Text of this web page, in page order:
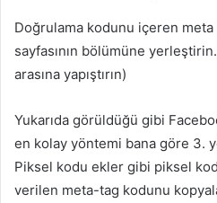
Doğrulama kodunu içeren
sayfasının bölümüne
arasına yapıştırın)
Yukarıda görüldüğü gibi
en kolay yöntemi bana göre 3.
Piksel kodu ekler gibi piksel
verilen meta-tag kodunu